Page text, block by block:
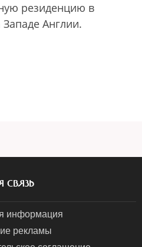
резиденцию в
Англии.
СВЯЗЬ
информация
рекламы